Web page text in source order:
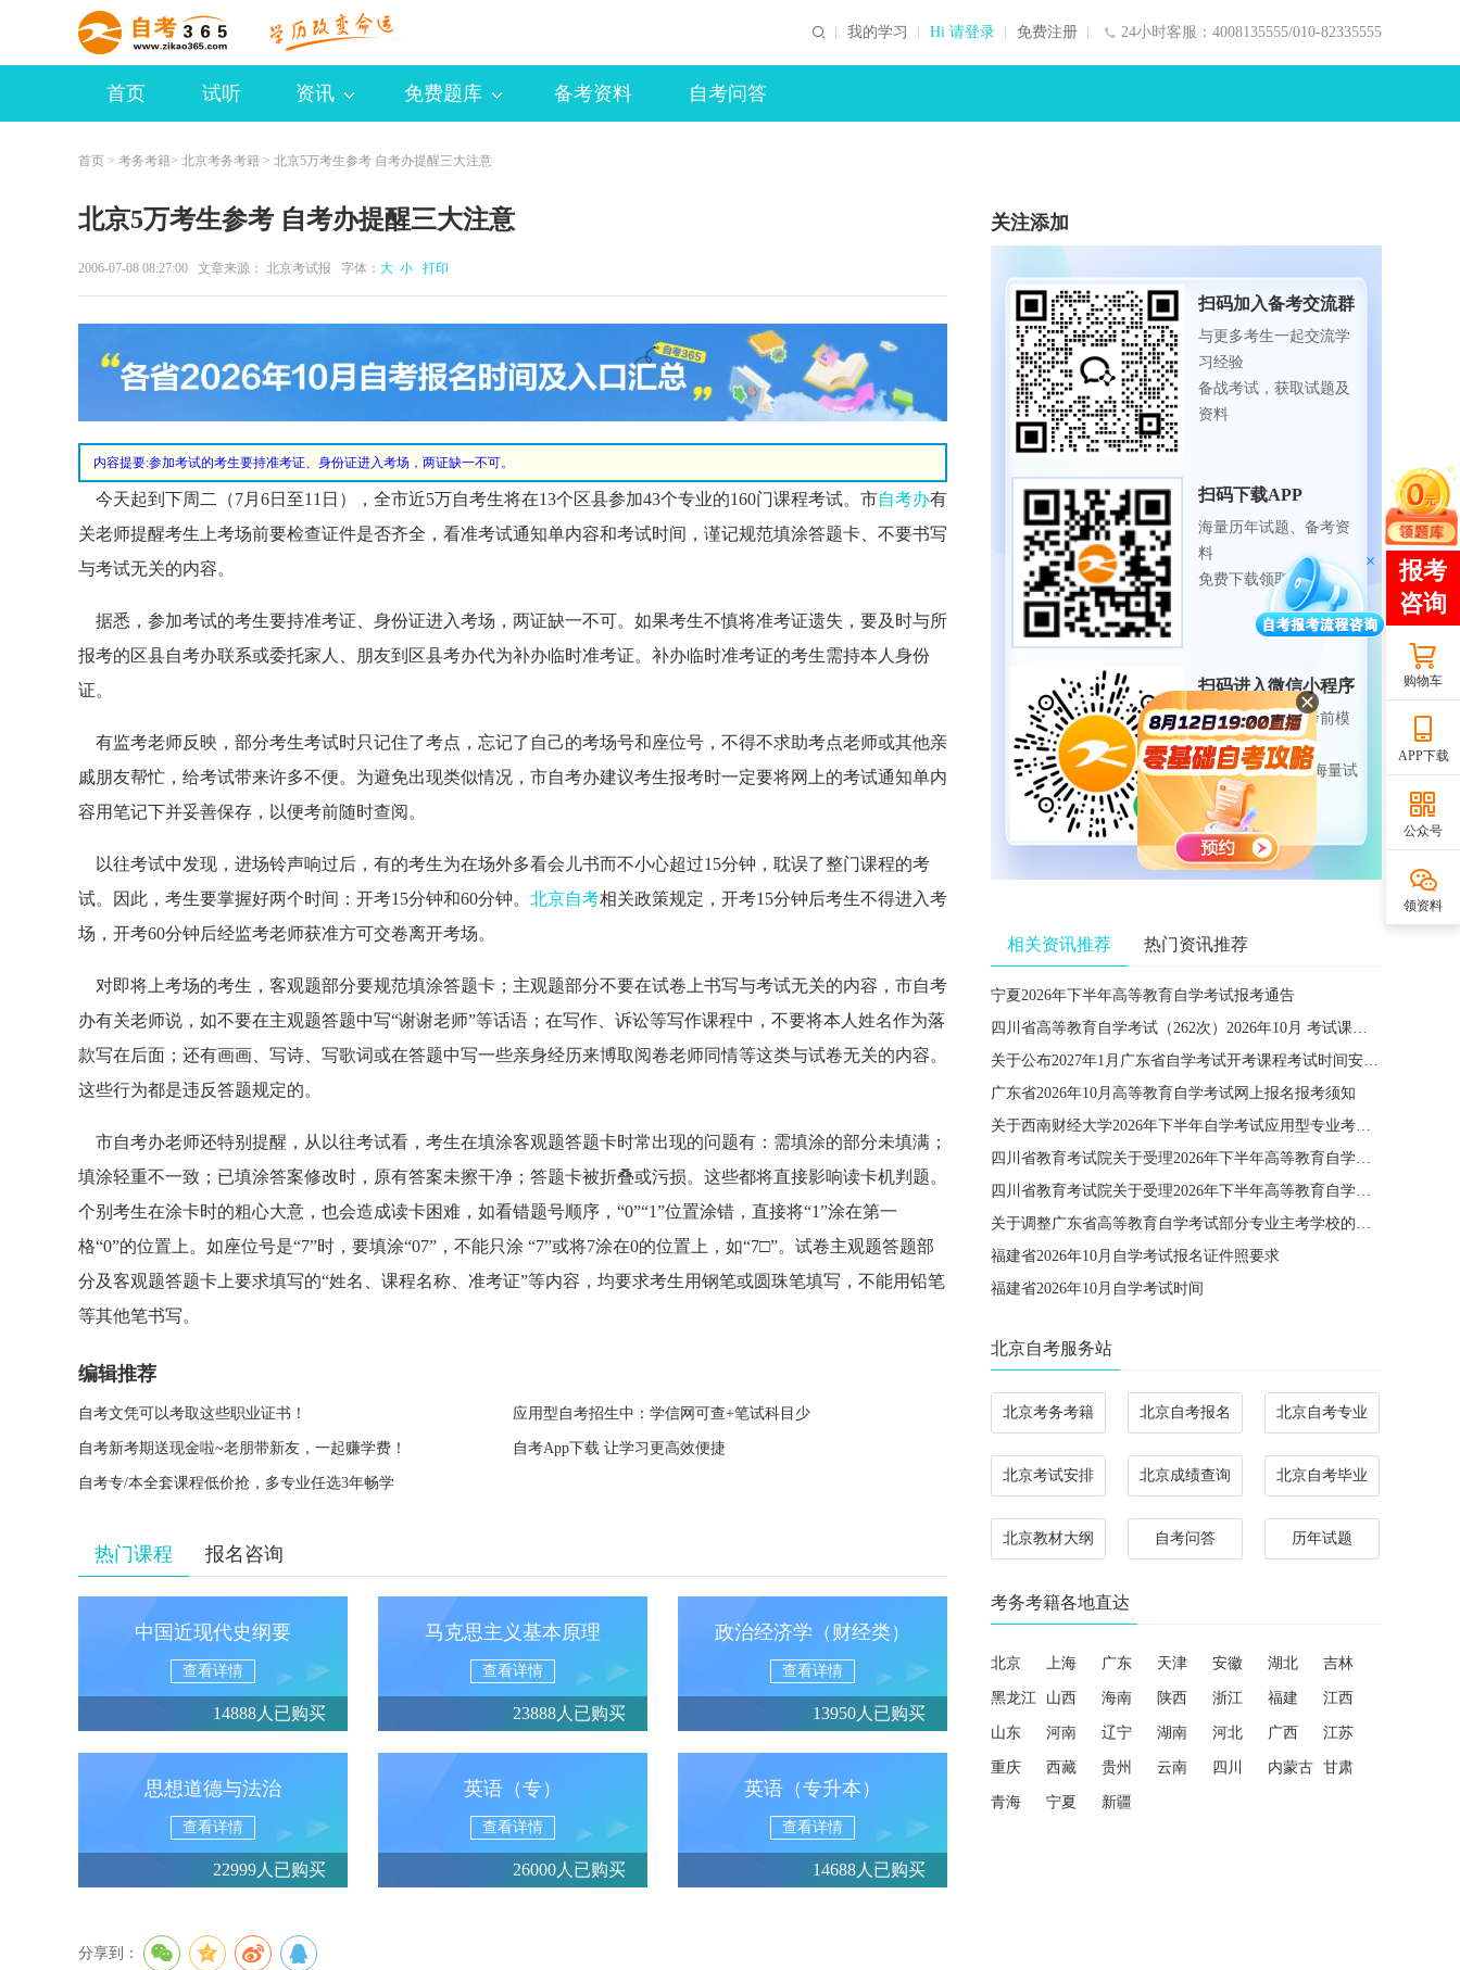
24小时客服：4008135555/010-82335555
我的学习 Hi 请登录 免费注册
首页 试听 资讯 免费题库 备考资料 自考问答
首页 > 考务考籍> 北京考务考籍 > 北京5万考生参考 自考办提醒三大注意
北京5万考生参考 自考办提醒三大注意
2006-07-08 08:27:00 文章来源： 北京考试报 字体： 大 小 打印
内容提要:参加考试的考生要持准考证、身份证进入考场，两证缺一不可。
今天起到下周二（7月6日至11日），全市近5万自考生将在13个区县参加43个专业的160门课程考试。市自考办有
关老师提醒考生上考场前要检查证件是否齐全，看准考试通知单内容和考试时间，谨记规范填涂答题卡、不要书写
与考试无关的内容。
据悉，参加考试的考生要持准考证、身份证进入考场，两证缺一不可。如果考生不慎将准考证遗失，要及时与所
报考的区县自考办联系或委托家人、朋友到区县考办代为补办临时准考证。补办临时准考证的考生需持本人身份
证。
有监考老师反映，部分考生考试时只记住了考点，忘记了自己的考场号和座位号，不得不求助考点老师或其他亲
戚朋友帮忙，给考试带来许多不便。为避免出现类似情况，市自考办建议考生报考时一定要将网上的考试通知单内
容用笔记下并妥善保存，以便考前随时查阅。
以往考试中发现，进场铃声响过后，有的考生为在场外多看会儿书而不小心超过15分钟，耽误了整门课程的考
试。因此，考生要掌握好两个时间：开考15分钟和60分钟。 北京自考相关政策规定，开考15分钟后考生不得进入考
场，开考60分钟后经监考老师获准方可交卷离开考场。
对即将上考场的考生，客观题部分要规范填涂答题卡；主观题部分不要在试卷上书写与考试无关的内容，市自考
办有关老师说，如不要在主观题答题中写“谢谢老师”等话语；在写作、诉讼等写作课程中，不要将本人姓名作为落
款写在后面；还有画画、写诗、写歌词或在答题中写一些亲身经历来博取阅卷老师同情等这类与试卷无关的内容。
这些行为都是违反答题规定的。
市自考办老师还特别提醒，从以往考试看，考生在填涂客观题答题卡时常出现的问题有：需填涂的部分未填满；
填涂轻重不一致；已填涂答案修改时，原有答案未擦干净；答题卡被折叠或污损。这些都将直接影响读卡机判题。
个别考生在涂卡时的粗心大意，也会造成读卡困难，如看错题号顺序，“0”“1”位置涂错，直接将“1”涂在第一
格“0”的位置上。如座位号是“7”时，要填涂“07”，不能只涂 “7”或将7涂在0的位置上，如“7□”。试卷主观题答题部
分及客观题答题卡上要求填写的“姓名、课程名称、准考证”等内容，均要求考生用钢笔或圆珠笔填写，不能用铅笔
等其他笔书写。
编辑推荐
自考文凭可以考取这些职业证书！ 应用型自考招生中：学信网可查+笔试科目少
自考新考期送现金啦~老朋带新友，一起赚学费！ 自考App下载 让学习更高效便捷
自考专/本全套课程低价抢，多专业任选3年畅学
热门课程 报名咨询
中国近现代史纲要
查看详情
14888人已购买
马克思主义基本原理
查看详情
23888人已购买
政治经济学（财经类）
查看详情
13950人已购买
思想道德与法治
查看详情
22999人已购买
英语（专）
查看详情
26000人已购买
英语（专升本）
查看详情
14688人已购买
分享到：
关注添加
扫码加入备考交流群
与更多考生一起交流学
习经验
备战考试，获取试题及
资料
扫码下载APP
海量历年试题、备考资
料
免费下载领取
扫码进入微信小程序
每日练题巩固、考前模
拟实战
免费体验自考365海量试
题
相关资讯推荐 热门资讯推荐
宁夏2026年下半年高等教育自学考试报考通告
四川省高等教育自学考试（262次）2026年10月 考试课程简表
关于公布2027年1月广东省自学考试开考课程考试时间安排和使用教材的通知
广东省2026年10月高等教育自学考试网上报名报考须知
关于西南财经大学2026年下半年自学考试应用型专业考籍更改办理的通知
四川省教育考试院关于受理2026年下半年高等教育自学考试省际转考申请的通告
四川省教育考试院关于受理2026年下半年高等教育自学考试考籍更改申请的通告
关于调整广东省高等教育自学考试部分专业主考学校的通知
福建省2026年10月自学考试报名证件照要求
福建省2026年10月自学考试时间
北京自考服务站
北京考务考籍 北京自考报名 北京自考专业
北京考试安排 北京成绩查询 北京自考毕业
北京教材大纲 自考问答 历年试题
考务考籍各地直达
北京 上海 广东 天津 安徽 湖北 吉林
黑龙江 山西 海南 陕西 浙江 福建 江西
山东 河南 辽宁 湖南 河北 广西 江苏
重庆 西藏 贵州 云南 四川 内蒙古 甘肃
青海 宁夏 新疆
购物车
APP下载
公众号
领资料